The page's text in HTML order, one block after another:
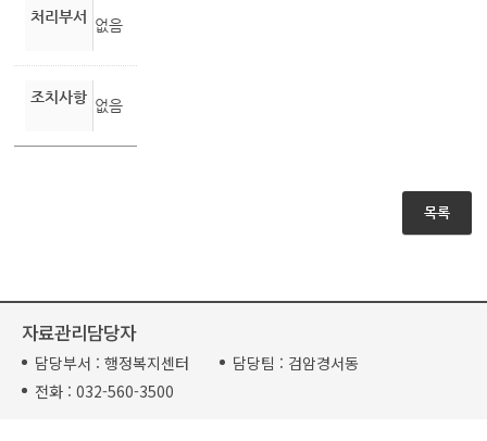
처리부서 없음
조치사항 없음
목록
자료관리담당자
담당부서 : 행정복지센터 담당팀 : 검암경서동
전화 : 032-560-3500